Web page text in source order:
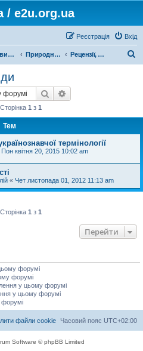
/ e2u.org.ua
Вхід
Реєстрація
Науковий переклад Природничі науки, математика, медицина, загальна література Рецензії, відгуки, огляди
Пошук
1 з 1
Тем
термінології
Пон квітня 20, 2015 10:02 am
« Чет листопада 01, 2012 11:13 am
1 з 1
Перейти
форумі
форумі
у цьому форумі
у цьому форумі
Часовий пояс UTC+02:00
файли cookie
Software © phpBB Limited